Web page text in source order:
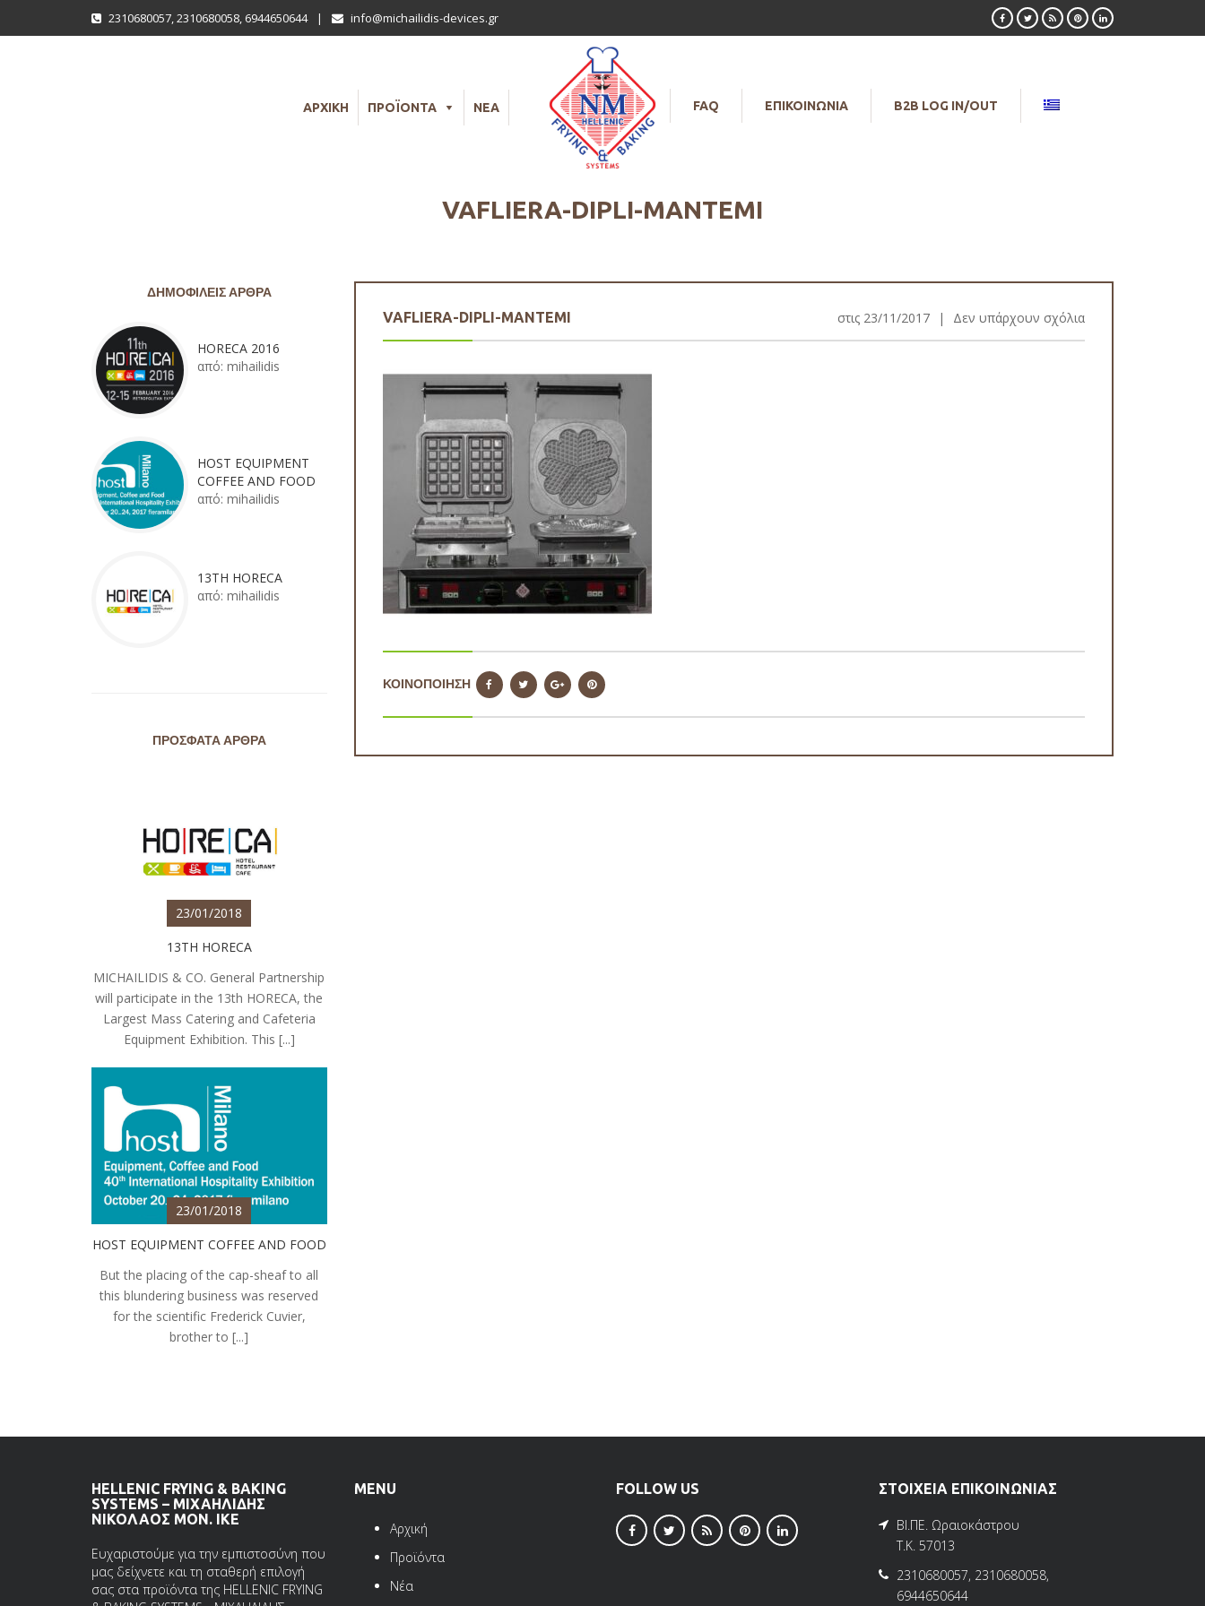
2310680057,2310680058, 6944650644 | info@michailidis-devices.gr
ΑΡΧΙΚΗ ΠΡΟΪΟΝΤΑ ΝΕΑ FAQ ΕΠΙΚΟΙΝΩΝΙΑ B2B LOG IN/OUT
VAFLIERA-DIPLI-MANTEMI
VAFLIERA-DIPLI-MANTEMI στις 23/11/2017 | Δεν υπάρχουν σχόλια
ΚΟΙΝΟΠΟΙΗΣΗ
ΔΗΜΟΦΙΛΕΊΣ ΆΡΘΡΑ
HORECA 2016
από: mihailidis
HOST EQUIPMENT
COFFEE AND FOOD
από: mihailidis
13TH HORECA
από: mihailidis
ΠΡΌΣΦΑΤΑ ΆΡΘΡΑ
23/01/2018
13TH HORECA
MICHAILIDIS & CO. General Partnership
will participate in the 13th HORECA, the
Largest Mass Catering and Cafeteria
Equipment Exhibition. This [...]
23/01/2018
HOST EQUIPMENT COFFEE AND FOOD
But the placing of the cap-sheaf to all
this blundering business was reserved
for the scientific Frederick Cuvier,
brother to [...]
HELLENIC FRYING & BAKING
SYSTEMS – ΜΙΧΑΗΛΙΔΗΣ
ΝΙΚΟΛΑΟΣ ΜΟΝ. ΙΚΕ
Ευχαριστούμε για την εμπιστοσύνη που
μας δείχνετε και τη σταθερή επιλογή
σας στα προϊόντα της HELLENIC FRYING
MENU
Αρχική
Προϊόντα
Νέα
FOLLOW US ΣΤΟΙΧΕΙΑ ΕΠΙΚΟΙΝΩΝΙΑΣ
ΒΙ.ΠΕ. Ωραιοκάστρου
Τ.Κ. 57013
2310680057, 2310680058,
6944650644